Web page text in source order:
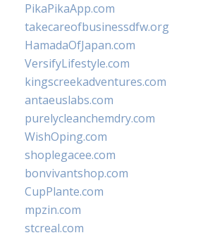
PikaPikaApp.com
takecareofbusinessdfw.org
HamadaOfJapan.com
VersifyLifestyle.com
kingscreekadventures.com
antaeuslabs.com
purelycleanchemdry.com
WishOping.com
shoplegacee.com
bonvivantshop.com
CupPlante.com
mpzin.com
stcreal.com